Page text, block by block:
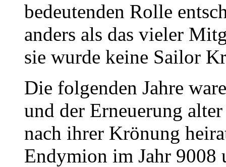
bedeutenden Rolle
anders als das vieler
sie wurde keine Sailor
Die folgenden Jahre
und der Erneuerung
nach ihrer Krönung
Endymion im Jahr 9008